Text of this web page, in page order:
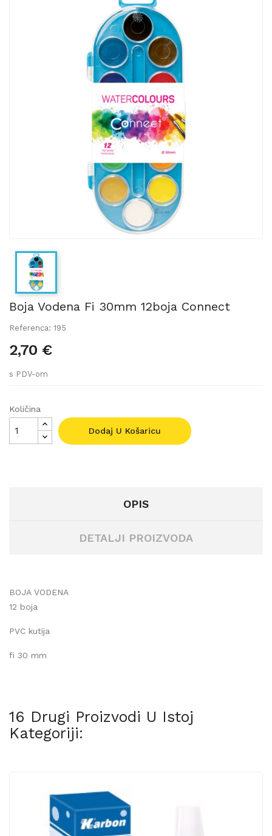
Boja Vodena Fi 30mm 12boja Connect
Referenca: 195
2,70 €
s PDV-om
Količina
Dodaj U Košaricu
OPIS
DETALJI PROIZVODA
BOJA VODENA
12 boja
PVC kutija
fi 30 mm
16 Drugi Proizvodi U Istoj
Kategoriji: